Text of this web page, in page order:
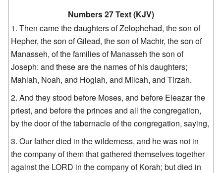
Numbers 27 Text (KJV)
Then came the daughters of Zelophehad, the son of
Hepher, the son of Gilead, the son of Machir, the son of
Manasseh, of the families of Manasseh the son of
Joseph: and these are the names of his daughters;
Mahlah, Noah, and Hoglah, and Milcah, and Tirzah.
And they stood before Moses, and before Eleazar the
priest, and before the princes and all the congregation,
by the door of the tabernacle of the congregation, saying,
Our father died in the wilderness, and he was not in
the company of them that gathered themselves together
against the LORD in the company of Korah; but died in